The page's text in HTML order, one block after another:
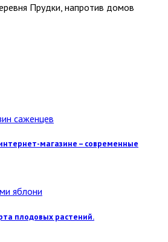
Прудки, напротив домов
магазине – современные
плодовых растений.